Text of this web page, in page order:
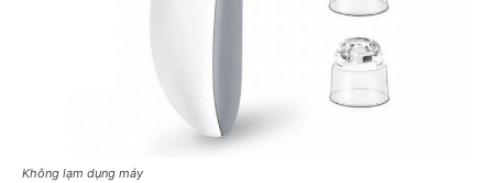
Không lạm dụng máy